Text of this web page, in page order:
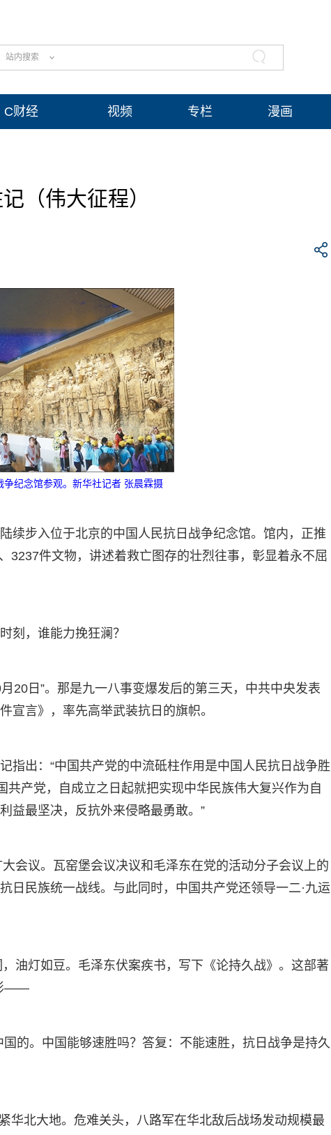
站内搜索
C财经 视频 专栏 漫画
（伟大征程）
争纪念馆参观。新华社记者 张晨霖摄
续步入位于北京的中国人民抗日战争纪念馆。馆内，正推
3237件文物，讲述着救亡图存的壮烈往事，彰显着永不屈
刻，谁能力挽狂澜？
20日”。那是九一八事变爆发后的第三天，中共中央发表
宣言》，率先高举武装抗日的旗帜。
指出：“中国共产党的中流砥柱作用是中国人民抗日战争胜
共产党，自成立之日起就把实现中华民族伟大复兴作为自
益最坚决，反抗外来侵略最勇敢。”
会议。瓦窑堡会议决议和毛泽东在党的活动分子会议上的
日民族统一战线。与此同时，中国共产党还领导一二·九运
油灯如豆。毛泽东伏案疾书，写下《论持久战》。这部著
影——
的。中国能够速胜吗？答复：不能速胜，抗日战争是持久
华北大地。危难关头，八路军在华北敌后战场发动规模最